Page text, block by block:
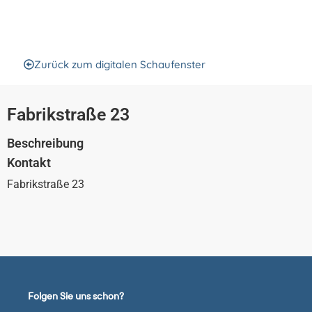
Zurück zum digitalen Schaufenster
Fabrikstraße 23
Beschreibung
Kontakt
Fabrikstraße 23
Folgen Sie uns schon?